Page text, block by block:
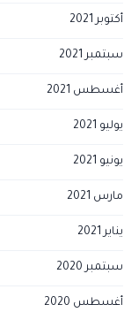
أكتوبر 2021
سبتمبر 2021
أغسطس 2021
يوليو 2021
يونيو 2021
مارس 2021
يناير 2021
سبتمبر 2020
أغسطس 2020